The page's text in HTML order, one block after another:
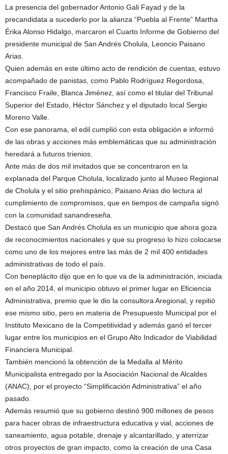
La presencia del gobernador Antonio Gali Fayad y de la
precandidata a sucederlo por la alianza “Puebla al Frente” Martha
Érika Alonso Hidalgo, marcaron el Cuarto Informe de Gobierno del
presidente municipal de San Andrés Cholula, Leoncio Paisano
Arias.
Quien además en este último acto de rendición de cuentas, estuvo
acompañado de panistas, como Pablo Rodríguez Regordosa,
Francisco Fraile, Blanca Jiménez, así como el titular del Tribunal
Superior del Estado, Héctor Sánchez y el diputado local Sergio
Moreno Valle.
Con ese panorama, el edil cumplió con esta obligación e informó
de las obras y acciones más emblemáticas que su administración
heredará a futuros trienios.
Ante más de dos mil invitados que se concentraron en la
explanada del Parque Cholula, localizado junto al Museo Regional
de Cholula y el sitio prehispánico, Paisano Arias dio lectura al
cumplimiento de compromisos, que en tiempos de campaña signó
con la comunidad sanandreseña.
Destacó que San Andrés Cholula es un municipio que ahora goza
de reconocimientos nacionales y que su progreso lo hizo colocarse
como uno de los mejores entre las más de 2 mil 400 entidades
administrativas de todo el país.
Con beneplácito dijo que en lo que va de la administración, iniciada
en el año 2014, el municipio obtuvo el primer lugar en Eficiencia
Administrativa, premio que le dio la consultora Aregional, y repitió
ese mismo sitio, pero en materia de Presupuesto Municipal por el
Instituto Mexicano de la Competitividad y además ganó el tercer
lugar entre los municipios en el Grupo Alto Indicador de Viabilidad
Financiera Municipal.
También mencionó la obtención de la Medalla al Mérito
Municipalista entregado por la Asociación Nacional de Alcaldes
(ANAC), por el proyecto “Simplificación Administrativa” el año
pasado.
Además resumió que su gobierno destinó 900 millones de pesos
para hacer obras de infraestructura educativa y vial, acciones de
saneamiento, agua potable, drenaje y alcantarillado, y aterrizar
otros proyectos de gran impacto, como la creación de una Casa